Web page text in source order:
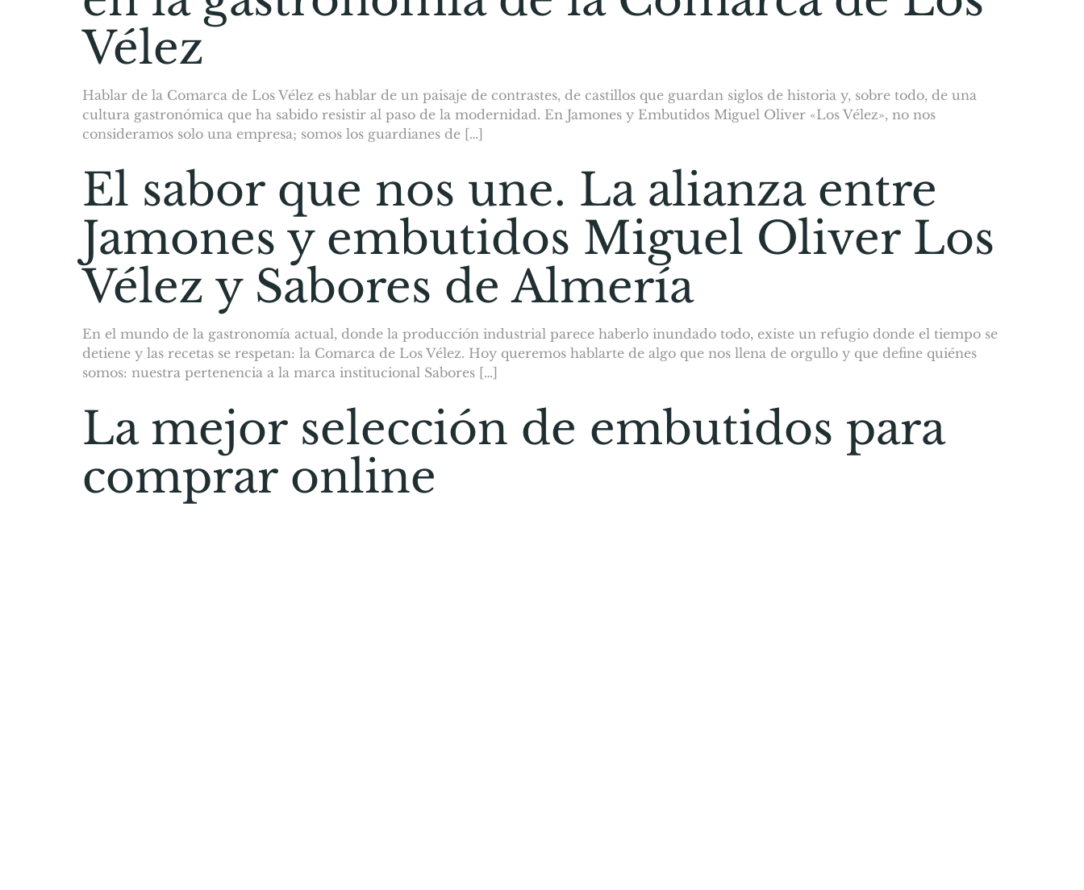
Vélez
Hablar de la Comarca de Los Vélez es hablar de un paisaje de contrastes, de castillos que guardan siglos de historia y, sobre todo, de una
cultura gastronómica que ha sabido resistir al paso de la modernidad. En Jamones y Embutidos Miguel Oliver «Los Vélez», no nos
consideramos solo una empresa; somos los guardianes de […]
El sabor que nos une. La alianza entre
Jamones y embutidos Miguel Oliver Los
Vélez y Sabores de Almería
En el mundo de la gastronomía actual, donde la producción industrial parece haberlo inundado todo, existe un refugio donde el tiempo se
detiene y las recetas se respetan: la Comarca de Los Vélez. Hoy queremos hablarte de algo que nos llena de orgullo y que define quiénes
somos: nuestra pertenencia a la marca institucional Sabores […]
La mejor selección de embutidos para
comprar online